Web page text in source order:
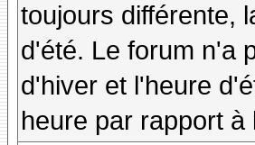
toujours différente,
d'été. Le forum n'a
d'hiver et l'heure
heure par rapport